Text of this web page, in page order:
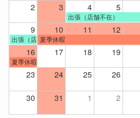
2
3 4 5
出張（店舗不在）
9 10 11 12
出張（店舗不在）
夏季休暇
16 17 18 19
夏季休暇
23 24 25 26
30
31 1 2